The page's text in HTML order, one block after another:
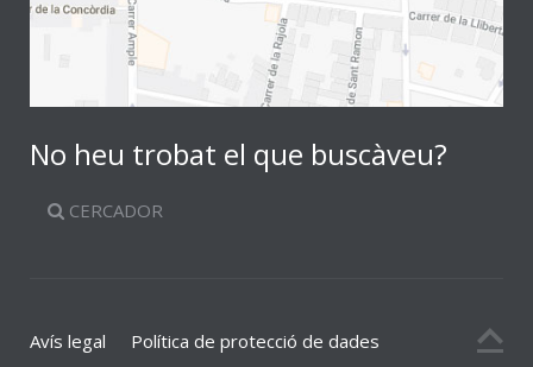
No heu trobat el que buscàveu?
CERCADOR
Avís legal
Política de protecció de dades